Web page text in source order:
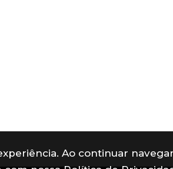
Ao continuar